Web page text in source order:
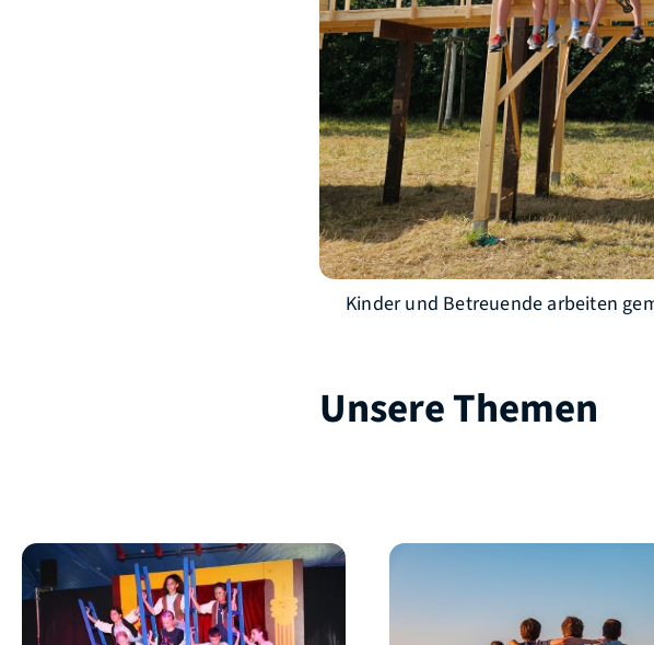
Kinder und Betreuende arbeiten
Unsere Themen